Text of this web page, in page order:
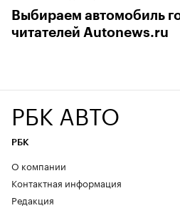
Выбираем автомобиль
читателей Autonews.ru
РБК АВТО
РБК
О компании
Контактная информация
Редакция